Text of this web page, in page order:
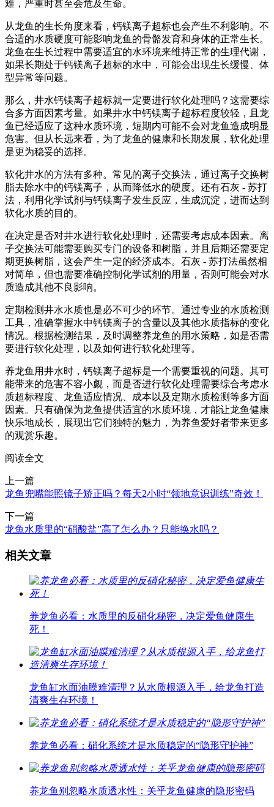
难，严重时甚至会危及生命。
从龙鱼的生长角度来看，钙镁离子超标也会产生不利影响。不
合适的水质硬度可能影响龙鱼的骨骼发育和身体的正常生长。
龙鱼在生长过程中需要适宜的水环境来维持正常的生理代谢，
如果长期处于钙镁离子超标的水中，可能会出现生长缓慢、体
型异常等问题。
那么，井水钙镁离子超标就一定要进行软化处理吗？这需要综
合多方面因素考量。如果井水中钙镁离子超标程度较轻，且龙
鱼已经适应了这种水质环境，短期内可能不会对龙鱼造成明显
危害。但从长远来看，为了龙鱼的健康和长期发展，软化处理
是更为稳妥的选择。
软化井水的方法有多种。常见的离子交换法，通过离子交换树
脂去除水中的钙镁离子，从而降低水的硬度。还有石灰 - 苏打
法，利用化学试剂与钙镁离子发生反应，生成沉淀，进而达到
软化水质的目的。
在决定是否对井水进行软化处理时，还需要考虑成本因素。离
子交换法可能需要购买专门的设备和树脂，并且后期还需要定
期更换树脂，这会产生一定的经济成本。石灰 - 苏打法虽然相
对简单，但也需要准确控制化学试剂的用量，否则可能会对水
质造成其他不良影响。
定期检测井水水质也是必不可少的环节。通过专业的水质检测
工具，准确掌握水中钙镁离子的含量以及其他水质指标的变化
情况。根据检测结果，及时调整养龙鱼的用水策略，如是否需
要进行软化处理，以及如何进行软化处理等。
养龙鱼用井水时，钙镁离子超标是一个需要重视的问题。其可
能带来的危害不容小觑，而是否进行软化处理需要综合考虑水
质超标程度、龙鱼适应情况、成本以及定期水质检测等多方面
因素。只有确保为龙鱼提供适宜的水质环境，才能让龙鱼健康
快乐地成长，展现出它们独特的魅力，为养鱼爱好者带来更多
的观赏乐趣。
阅读全文
上一篇
龙鱼兜嘴能照镜子矫正吗？每天2小时“领地意识训练”奇效！
下一篇
龙鱼水质里的“硝酸盐”高了怎么办？只能换水吗？
相关文章
养龙鱼必看：水质里的反硝化秘密，决定爱鱼健康生
死！
龙鱼缸水面油膜难清理？从水质根源入手，给龙鱼打造
清爽生存环境！
养龙鱼必看：硝化系统才是水质稳定的“隐形守护神”
养龙鱼别忽略水质透水性：关乎龙鱼健康的隐形密码